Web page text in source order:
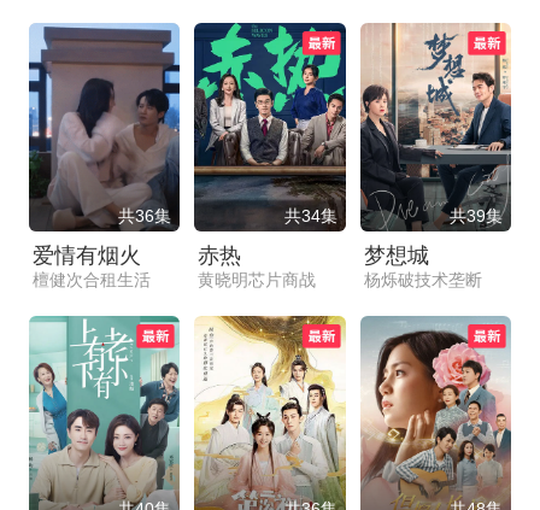
共36集
爱情有烟火
檀健次合租生活
共34集
赤热
黄晓明芯片商战
共39集
梦想城
杨烁破技术垄断